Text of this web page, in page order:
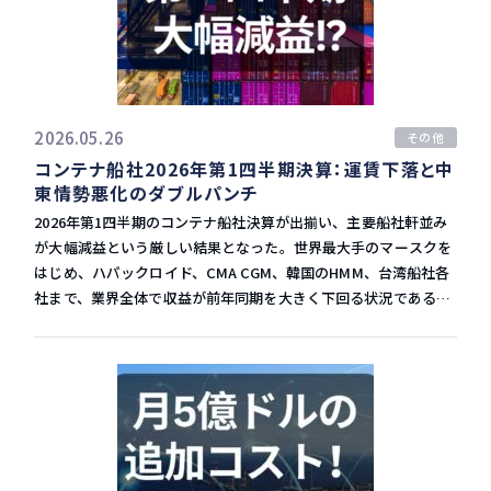
グループ会社 HPS Tradeについて
コラム・新着情報
貿易コラム
新着情報
資料ダウンロード
お問い合わせ
EN
2026.05.26 その他
コンテナ船社2026年第1四半期決算：運賃下落と中
東情勢悪化のダブルパンチ
2026年第1四半期のコンテナ船社決算が出揃い、主要船社軒並み
が大幅減益という厳しい結果となった。世界最大手のマースクを
はじめ、ハパックロイド、CMA CGM、韓国のHMM、台湾船社各
社まで、業界全体で収益が前年同期を大きく下回る状況である。
2026年第1四半期のコンテナ船社決算では、ほぼ全ての主要船社
で大幅な減益が確認された。世界最大手のマースクはオーシャン
事業で積み高を伸ばしたものの、平均運賃の大幅下落により収益
は前年同期を大幅に下回った。 ハパックロイドも同様に損益が悪
化し、CMA CGMは輸送量・平均運賃ともに前年同期を下回り赤